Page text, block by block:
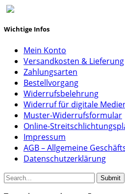
Wichtige Infos
Mein Konto
Versandkosten & Lieferung
Zahlungsarten
Bestellvorgang
Widerrufsbelehrung
Widerruf für digitale
Muster-Widerrufsformular
Online-
Impressum
AGB – Allgemeine
Datenschutzerklärung
Submit